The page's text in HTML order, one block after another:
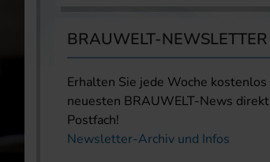
BRAUWELT-NEWSLETTER
Erhalten Sie jede Woche kostenlos
neuesten BRAUWELT-News
Postfach!
Newsletter-Archiv und Infos